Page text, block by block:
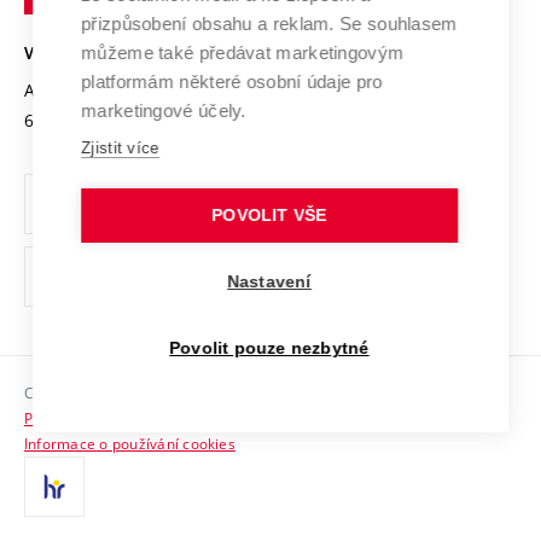
Open Science
Projekty
Projekty ze strukturálních fondů
Specifický výzkum
Univerzitní sítě
Bezpečná univerzita
Vyznamenání
Organizační struktura
Ochrana osobních údajů
odkaz)
Sociální bezpečí
HR Award
Kontakty
Brně
VYSOKÉ UČENÍ TECHNICKÉ V BRNĚ
Antonínská 548/1
602 00 Brno
www.vut.cz
vut@vutbr.cz
Copyright © 2026 VUT
Prohlášení o přístupnosti
Informace o používání cookies
přizpůsobení obsahu a reklam. Se souhlasem
můžeme také předávat marketingovým
platformám některé osobní údaje pro
marketingové účely.
Zjistit více
POVOLIT VŠE
Nastavení
Povolit pouze nezbytné